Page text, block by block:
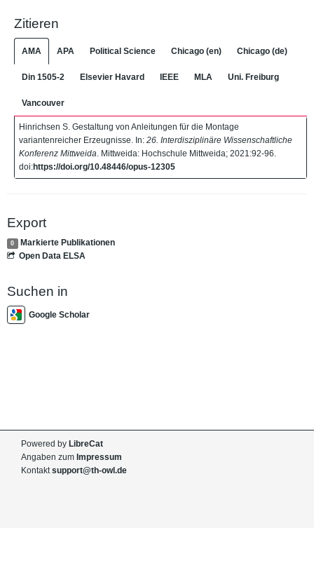
Zitieren
AMA APA Political Science Chicago (en) Chicago (de)
Din 1505-2 Elsevier Havard IEEE MLA Uni. Freiburg
Vancouver
Hinrichsen S. Gestaltung von Anleitungen für die Montage
variantenreicher Erzeugnisse. In: 26. Interdisziplinäre Wissenschaftliche
Konferenz Mittweida . Mittweida: Hochschule Mittweida; 2021:92-96.
doi:https://doi.org/10.48446/opus-12305
Export
0
Markierte Publikationen
Open Data ELSA
Suchen in
Google Scholar
Powered by LibreCat
Angaben zum Impressum
Kontaktsupport@th-owl.de